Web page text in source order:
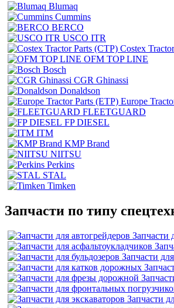
Blumaq
Cummins
BERCO
USCO ITR
Costex
OFM TOP LINE
Bosch
CGR Ghinassi
Donaldson
Europe
FLEETGUARD
FP DIESEL
ITM
KMP Brand
NIITSU
Perkins
STAL
Timken
Запчасти по типу
Запчасти
Запчасти
Запчасти